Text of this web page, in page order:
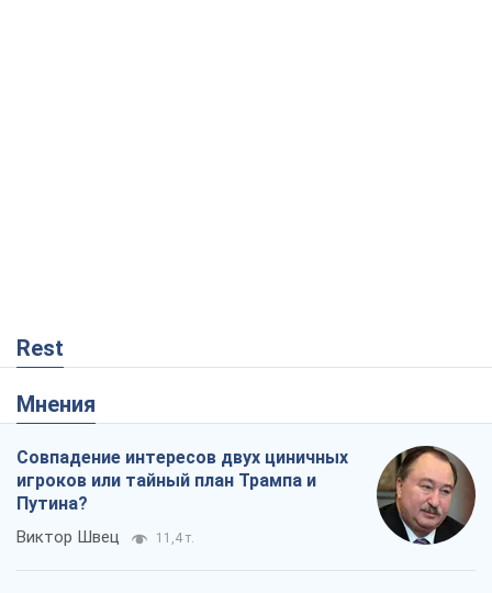
Rest
Мнения
Совпадение интересов двух циничных
игроков или тайный план Трампа и
Путина?
Виктор Швец 11,4 т.